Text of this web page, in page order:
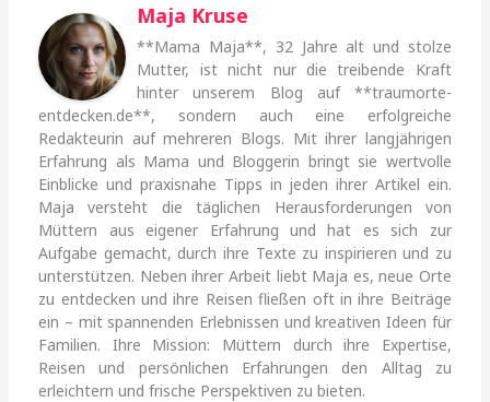
Maja Kruse
**Mama Maja**, 32 Jahre alt und stolze
Mutter, ist nicht nur die treibende Kraft
hinter unserem Blog auf **traumorte-
entdecken.de**, sondern auch eine erfolgreiche
Redakteurin auf mehreren Blogs. Mit ihrer langjährigen
Erfahrung als Mama und Bloggerin bringt sie wertvolle
Einblicke und praxisnahe Tipps in jeden ihrer Artikel ein.
Maja versteht die täglichen Herausforderungen von
Müttern aus eigener Erfahrung und hat es sich zur
Aufgabe gemacht, durch ihre Texte zu inspirieren und zu
unterstützen. Neben ihrer Arbeit liebt Maja es, neue Orte
zu entdecken und ihre Reisen fließen oft in ihre Beiträge
ein – mit spannenden Erlebnissen und kreativen Ideen für
Familien. Ihre Mission: Müttern durch ihre Expertise,
Reisen und persönlichen Erfahrungen den Alltag zu
erleichtern und frische Perspektiven zu bieten.